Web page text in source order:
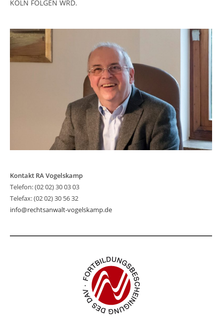
KÖLN FOLGEN WRD.
Kontakt RA Vogelskamp
Telefon: (02 02) 30 03 03
Telefax: (02 02) 30 56 32
info@rechtsanwalt-vogelskamp.de